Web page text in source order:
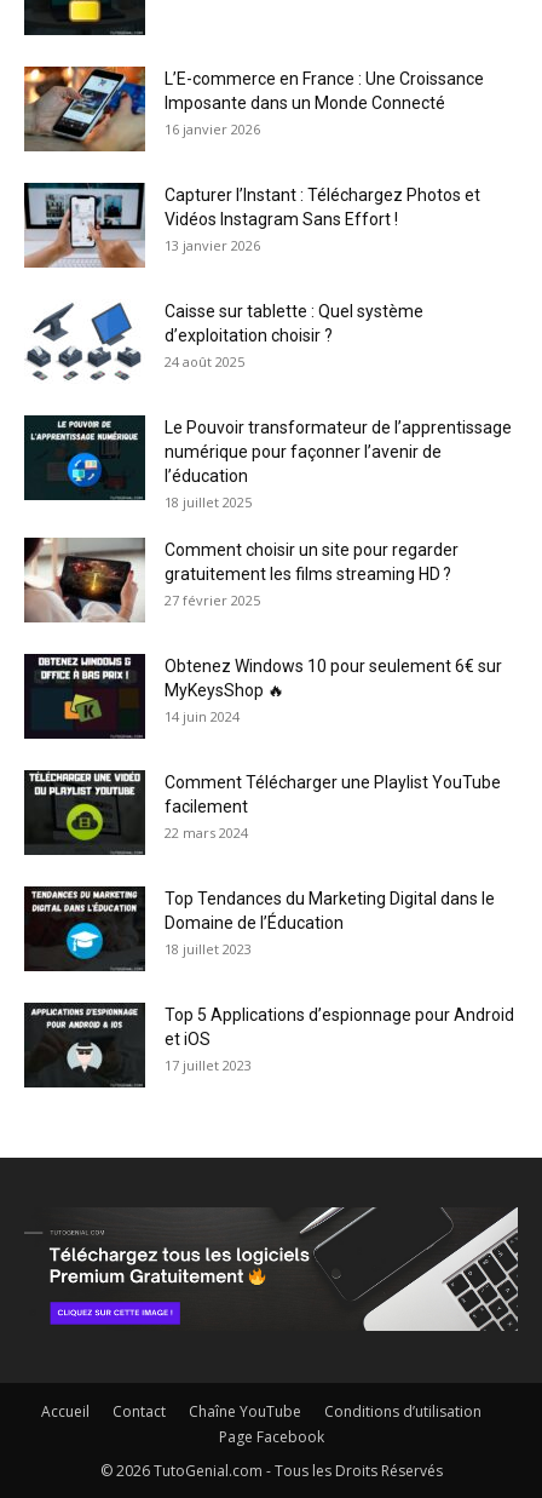
L’E-commerce en France : Une Croissance
Imposante dans un Monde Connecté
16 janvier 2026
Capturer l’Instant : Téléchargez Photos et
Vidéos Instagram Sans Effort !
13 janvier 2026
Caisse sur tablette : Quel système
d’exploitation choisir ?
24 août 2025
Le Pouvoir transformateur de l’apprentissage
numérique pour façonner l’avenir de
l’éducation
18 juillet 2025
Comment choisir un site pour regarder
gratuitement les films streaming HD ?
27 février 2025
Obtenez Windows 10 pour seulement 6€ sur
MyKeysShop 🔥
14 juin 2024
Comment Télécharger une Playlist YouTube
facilement
22 mars 2024
Top Tendances du Marketing Digital dans le
Domaine de l’Éducation
18 juillet 2023
Top 5 Applications d’espionnage pour Android
et iOS
17 juillet 2023
Accueil Contact Chaîne YouTube
Conditions d’utilisation
Page Facebook
© 2026 TutoGenial.com - Tous les Droits Réservés